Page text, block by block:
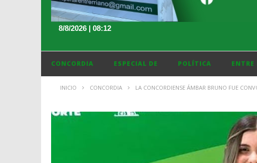
8/8/2026 | 08:12
CONCORDIA ESPECIAL DE POLÍTICA ENTRE
INICIO CONCORDIA LA CONCORDIENSE ÁMBAR BRUNO FUE